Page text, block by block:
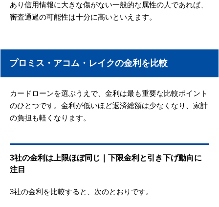
あり信用情報に大きな傷がない一般的な属性の人であれば、
審査通過の可能性は十分に高いといえます。
プロミス・アコム・レイクの金利を比較
カードローンを選ぶうえで、金利は最も重要な比較ポイント
のひとつです。金利が低いほど返済総額は少なくなり、家計
の負担も軽くなります。
3社の金利は上限ほぼ同じ｜下限金利と引き下げ動向に
注目
3社の金利を比較すると、次のとおりです。